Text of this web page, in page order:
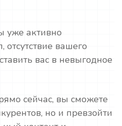
уже активно
отсутствие вашего
вас в невыгодное
сейчас, вы сможете
но и превзойти